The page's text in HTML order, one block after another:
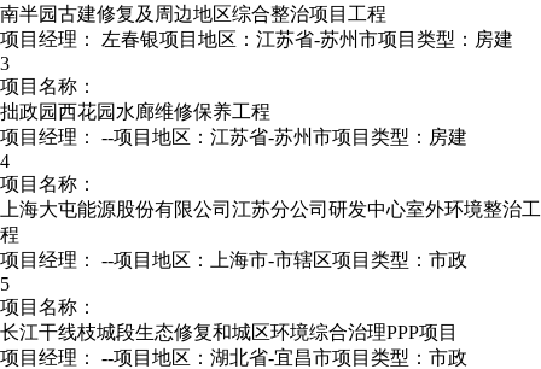
南半园古建修复及周边地区综合整治项目工程
项目经理： 左春银项目地区：江苏省-苏州市项目类型：房建
3
项目名称：
拙政园西花园水廊维修保养工程
项目经理： --项目地区：江苏省-苏州市项目类型：房建
4
项目名称：
上海大屯能源股份有限公司江苏分公司研发中心室外环境整治工
程
项目经理： --项目地区：上海市-市辖区项目类型：市政
5
项目名称：
长江干线枝城段生态修复和城区环境综合治理PPP项目
项目经理： --项目地区：湖北省-宜昌市项目类型：市政